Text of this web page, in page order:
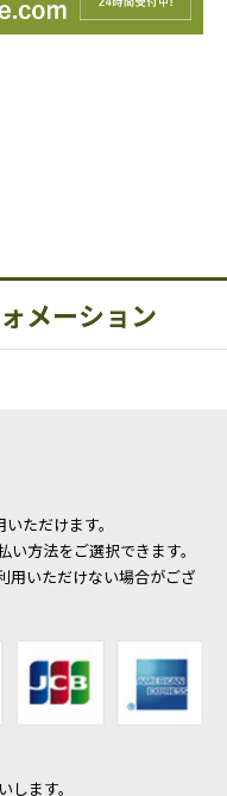
メーション
ただけます。
方法をご選択できます。
用いただけない場合がござ
ます。